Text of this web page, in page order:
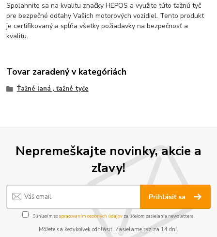
Spolahnite sa na kvalitu značky HEPOS a využite túto ťažnú tyč
pre bezpečné odťahy Vašich motorových vozidiel. Tento produkt
je certifikovaný a spĺňa všetky požiadavky na bezpečnosť a
kvalitu.
Tovar zaradený v kategóriách
Ťažné laná , ťažné tyče
Nepremeškajte novinky, akcie a
zľavy!
Prihlásiť sa
Súhlasím sospracovaním osobných údajov za účelom zasielania newslettera.
Môžete sa kedykoľvek odhlásiť. Zasielame raz za 14 dní.